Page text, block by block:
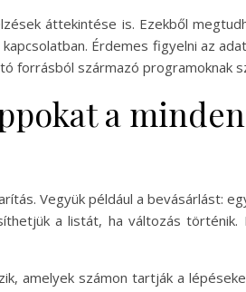
áttekintése is. Ezekből
Érdemes figyelni az
forrásból származó programoknak
a
Vegyük például a bevásárlást:
a listát, ha változás
amelyek számon tartják a